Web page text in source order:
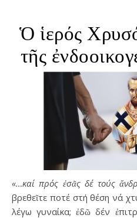
Ὁ ἱερός
τῆς
«…καί πρός ἐσᾶς δέ τούς
βρεθεῖτε ποτέ στή θέση νά
λέγω γυναίκα; ἐδῶ δέν